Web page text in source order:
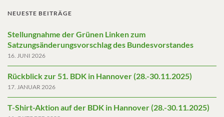
NEUESTE BEITRÄGE
Stellungnahme der Grünen Linken zum
Satzungsänderungsvorschlag des Bundesvorstandes
16. JUNI 2026
Rückblick zur 51. BDK in Hannover (28.-30.11.2025)
17. JANUAR 2026
T-Shirt-Aktion auf der BDK in Hannover (28.-30.11.2025)